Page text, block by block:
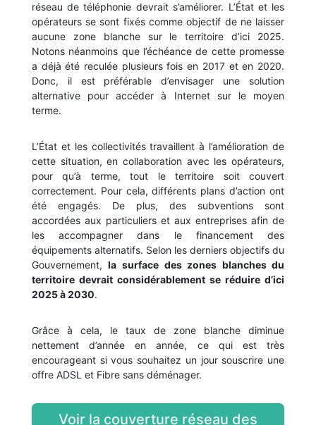
réseau de téléphonie devrait s’améliorer. L’État et les
opérateurs se sont fixés comme objectif de ne laisser
aucune zone blanche sur le territoire d’ici 2025.
Notons néanmoins que l’échéance de cette promesse
a déjà été reculée plusieurs fois en 2017 et en 2020.
Donc, il est préférable d’envisager une solution
alternative pour accéder à Internet sur le moyen
terme.
L’État et les collectivités travaillent à l’amélioration de
cette situation, en collaboration avec les opérateurs,
pour qu’à terme, tout le territoire soit couvert
correctement. Pour cela, différents plans d’action ont
été engagés. De plus, des subventions sont
accordées aux particuliers et aux entreprises afin de
les accompagner dans le financement des
équipements alternatifs. Selon les derniers objectifs du
Gouvernement,la surface des zones blanches du
territoire devrait considérablement se réduire d’ici
2025 à 2030.
Grâce à cela, le taux de zone blanche diminue
nettement d’année en année, ce qui est très
encourageant si vous souhaitez un jour souscrire une
offre ADSL et Fibre sans déménager.
Voir la couverture réseau des